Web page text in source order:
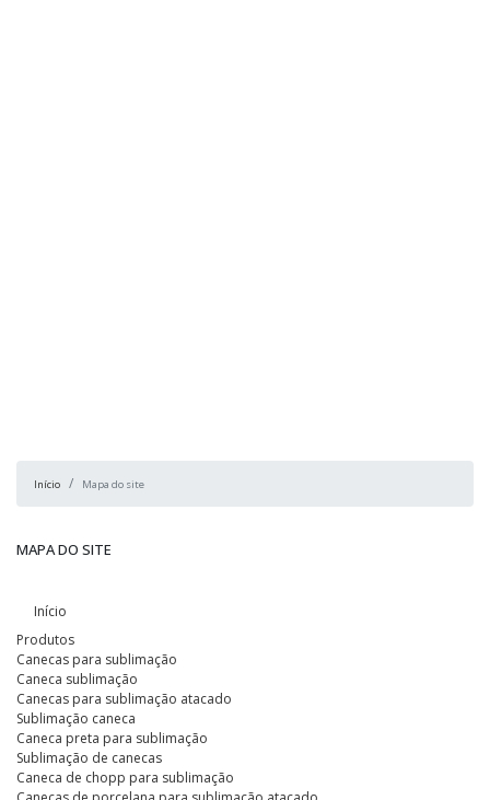
Início Mapa do site
MAPA DO SITE
Início
Produtos
Canecas para sublimação
Caneca sublimação
Canecas para sublimação atacado
Sublimação caneca
Caneca preta para sublimação
Sublimação de canecas
Caneca de chopp para sublimação